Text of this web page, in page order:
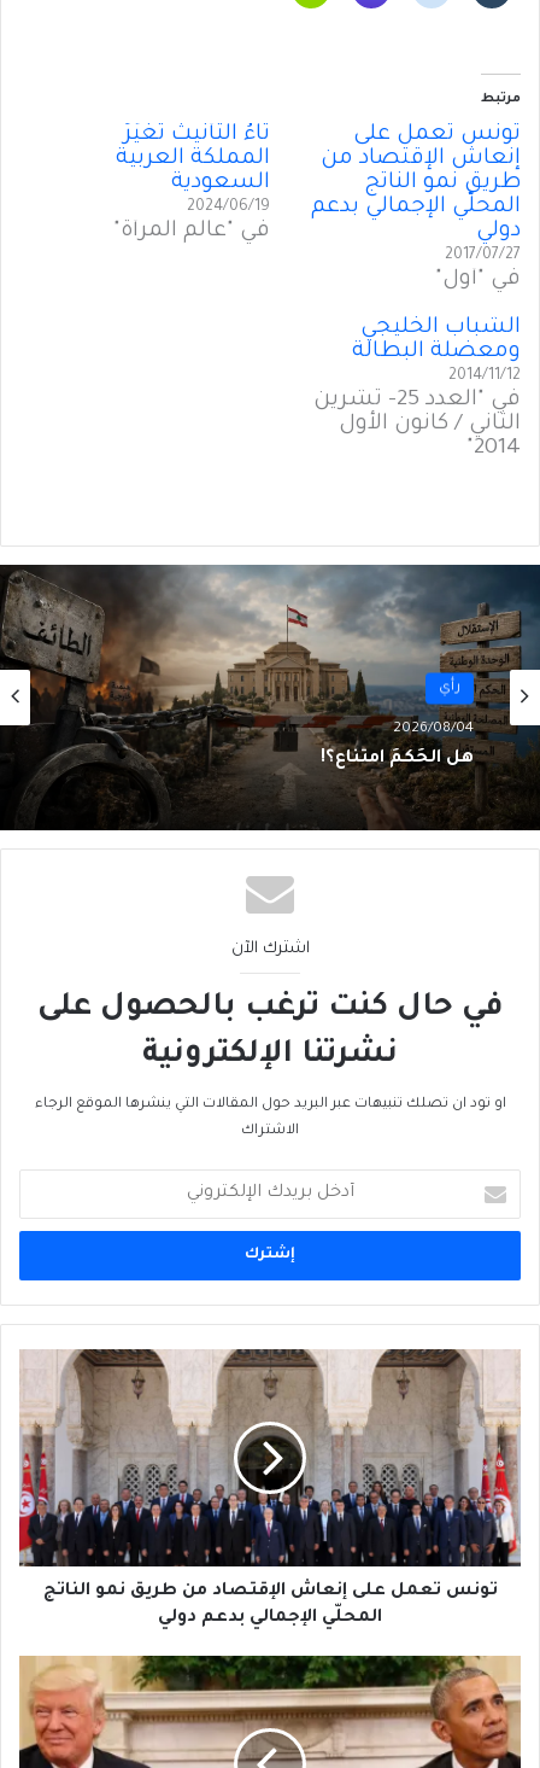
مرتبط
تونس تعمل على
إنعاش الإقتصاد من
طريق نمو الناتج
المحلّي الإجمالي بدعم
دولي
2017/07/27
في "أول"
تاءُ التأنيث تُغَيِّرُ
المملكة العربية
السعودية
2024/06/19
في "عالم المرأة"
الشباب الخليجي
ومعضلة البطالة
2014/11/12
في "العدد 25- تشرين
الثاني / كانون الأول
2014"
رأي
2026/08/04
رأي
2026/08/04
مَن قَتَلَ بيروت؟ الجميع… ولا أحد
اشترك الآن
في حال كنت ترغب بالحصول على
نشرتنا الإلكترونية
او تود ان تصلك تنبيهات عبر البريد حول المقالات التي ينشرها الموقع الرجاء
الاشتراك
بريدك
الإلكتروني
على
إنعاش
الإقتصاد
من
طريق
نمو
الناتج
المحلّيتونس تعمل على إنعاش الإقتصاد من طريق نمو الناتج
المحلّي الإجمالي بدعم دولي
كان
سيّئاً
بالنسبة